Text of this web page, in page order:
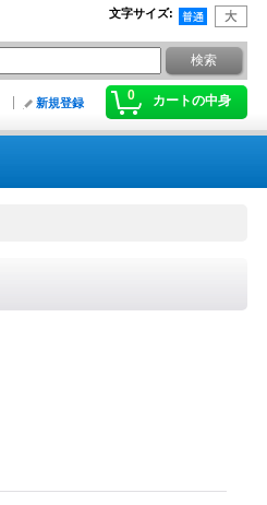
文字サイズ:
0 カートの中身
新規登録